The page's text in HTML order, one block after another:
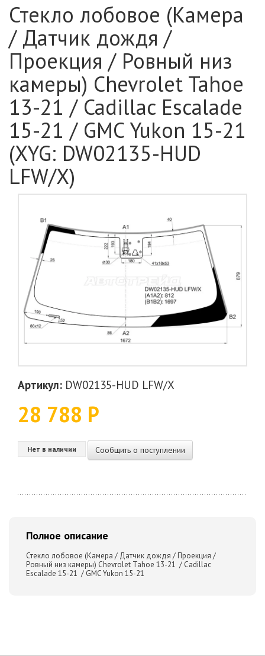
Стекло лобовое (Камера
/ Датчик дождя /
Проекция / Ровный низ
камеры) Chevrolet Tahoe
13-21 / Cadillac Escalade
15-21 / GMC Yukon 15-21
(XYG: DW02135-HUD
LFW/X)
Артикул: DW02135-HUD LFW/X
28 788 Р
Нет в наличии Сообщить о поступлении
Полное описание
Стекло лобовое (Камера / Датчик дождя / Проекция /
Ровный низ камеры) Chevrolet Tahoe 13-21 / Cadillac
Escalade 15-21 / GMC Yukon 15-21